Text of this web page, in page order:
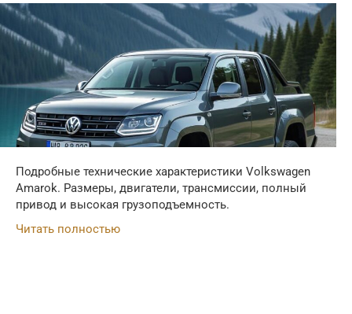
Подробные технические характеристики Volkswagen
Amarok. Размеры, двигатели, трансмиссии, полный
привод и высокая грузоподъемность.
Читать полностью